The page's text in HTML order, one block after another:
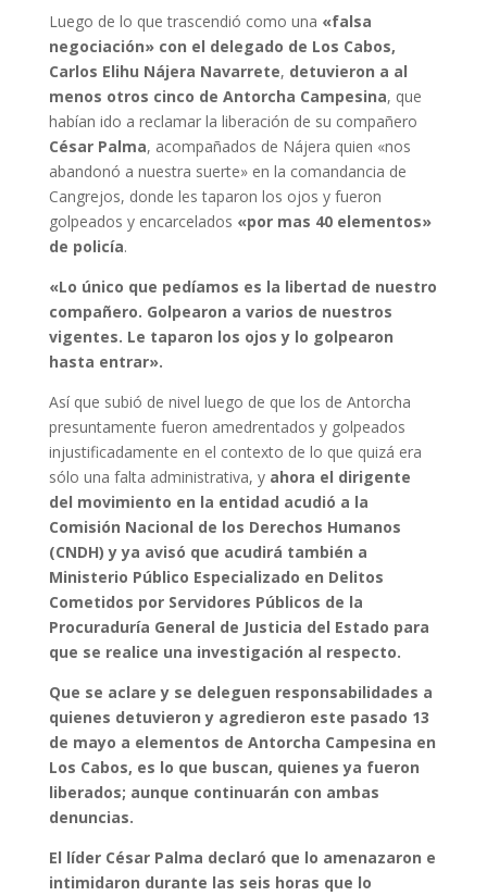
Luego de lo que trascendió como una «falsa
negociación» con el delegado de Los Cabos,
Carlos Elihu Nájera Navarrete, detuvieron a al
menos otros cinco de Antorcha Campesina, que
habían ido a reclamar la liberación de su compañero
César Palma, acompañados de Nájera quien «nos
abandonó a nuestra suerte» en la comandancia de
Cangrejos, donde les taparon los ojos y fueron
golpeados y encarcelados «por mas 40 elementos»
de policía.
«Lo único que pedíamos es la libertad de nuestro
compañero. Golpearon a varios de nuestros
vigentes. Le taparon los ojos y lo golpearon
hasta entrar».
Así que subió de nivel luego de que los de Antorcha
presuntamente fueron amedrentados y golpeados
injustificadamente en el contexto de lo que quizá era
sólo una falta administrativa, y ahora el dirigente
del movimiento en la entidad acudió a la
Comisión Nacional de los Derechos Humanos
(CNDH) y ya avisó que acudirá también a
Ministerio Público Especializado en Delitos
Cometidos por Servidores Públicos de la
Procuraduría General de Justicia del Estado para
que se realice una investigación al respecto.
Que se aclare y se deleguen responsabilidades a
quienes detuvieron y agredieron este pasado 13
de mayo a elementos de Antorcha Campesina en
Los Cabos, es lo que buscan, quienes ya fueron
liberados; aunque continuarán con ambas
denuncias.
El líder César Palma declaró que lo amenazaron e
intimidaron durante las seis horas que lo